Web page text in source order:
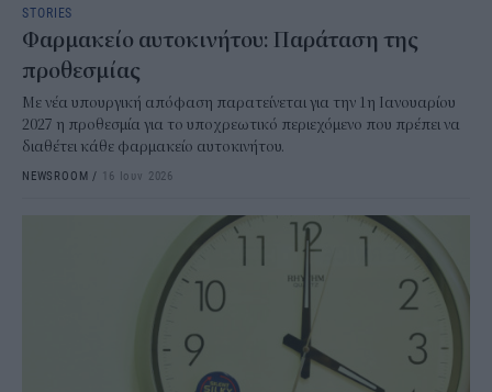
STORIES
Φαρμακείο αυτοκινήτου: Παράταση της
προθεσμίας
Με νέα υπουργική απόφαση παρατείνεται για την 1η Ιανουαρίου
2027 η προθεσμία για το υποχρεωτικό περιεχόμενο που πρέπει να
διαθέτει κάθε φαρμακείο αυτοκινήτου.
NEWSROOM / 16 Ιουν 2026